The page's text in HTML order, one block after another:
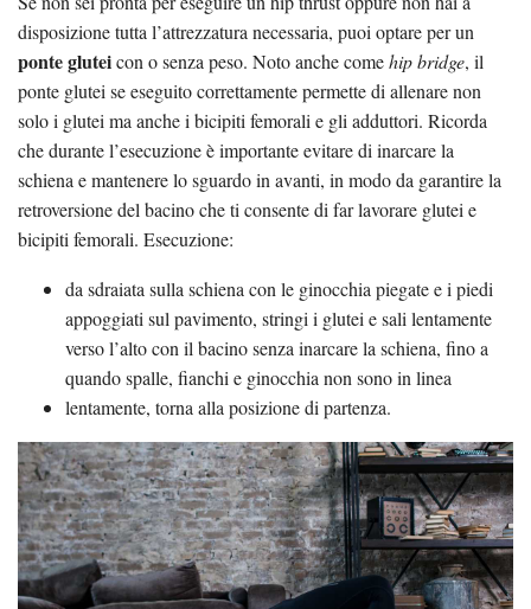
disposizione tutta l’attrezzatura necessaria, puoi optare per un
ponte gluteicon o senza peso. Noto anche comehip bridge, il
ponte glutei se eseguito correttamente permette di allenare non
solo i glutei ma anche i bicipiti femorali e gli adduttori. Ricorda
che durante l’esecuzione è importante evitare di inarcare la
schiena e mantenere lo sguardo in avanti, in modo da garantire la
retroversione del bacino che ti consente di far lavorare glutei e
bicipiti femorali. Esecuzione:
da sdraiata sulla schiena con le ginocchia piegate e i piedi
appoggiati sul pavimento, stringi i glutei e sali lentamente
verso l’alto con il bacino senza inarcare la schiena, fino a
quando spalle, fianchi e ginocchia non sono in linea
lentamente, torna alla posizione di partenza.